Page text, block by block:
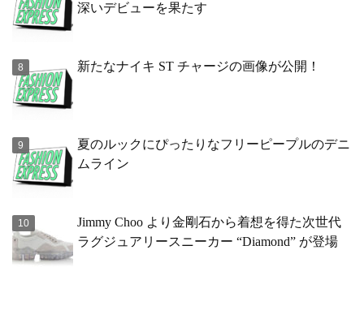
深いデビューを果たす
新たなナイキ ST チャージの画像が公開！
夏のルックにぴったりなフリーピープルのデニ
ムライン
Jimmy Choo より金剛石から着想を得た次世代
ラグジュアリースニーカー “Diamond” が登場